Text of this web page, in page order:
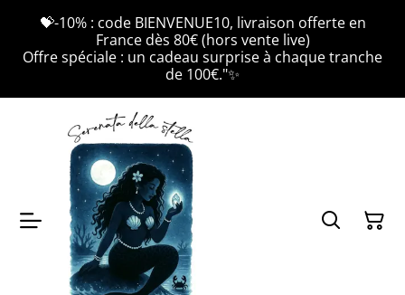
💝-10% : code BIENVENUE10, livraison offerte en
France dès 80€ (hors vente live)
Offre spéciale : un cadeau surprise à chaque tranche
de 100€."✨